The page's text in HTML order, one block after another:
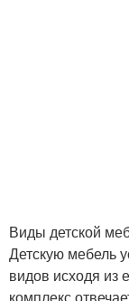
Виды детской
Детскую мебель
видов исходя из